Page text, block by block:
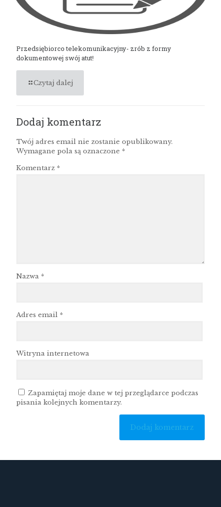
Przedsiębiorco telekomunikacyjny- zrób z formy
dokumentowej swój atut!
Czytaj dalej
Dodaj komentarz
Twój adres email nie zostanie opublikowany.
Wymagane pola są oznaczone *
Komentarz *
Nazwa *
Adres email *
Witryna internetowa
Zapamiętaj moje dane w tej przeglądarce podczas
pisania kolejnych komentarzy.